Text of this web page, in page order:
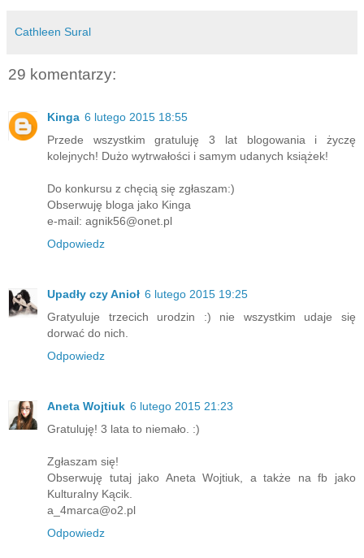
Cathleen Sural
29 komentarzy:
Kinga 6 lutego 2015 18:55
Przede wszystkim gratuluję 3 lat blogowania i życzę
kolejnych! Dużo wytrwałości i samym udanych książek!
Do konkursu z chęcią się zgłaszam:)
Obserwuję bloga jako Kinga
e-mail: agnik56@onet.pl
Odpowiedz
Upadły czy Anioł 6 lutego 2015 19:25
Gratyuluje trzecich urodzin :) nie wszystkim udaje się
dorwać do nich.
Odpowiedz
Aneta Wojtiuk 6 lutego 2015 21:23
Gratuluję! 3 lata to niemało. :)
Zgłaszam się!
Obserwuję tutaj jako Aneta Wojtiuk, a także na fb jako
Kulturalny Kącik.
a_4marca@o2.pl
Odpowiedz